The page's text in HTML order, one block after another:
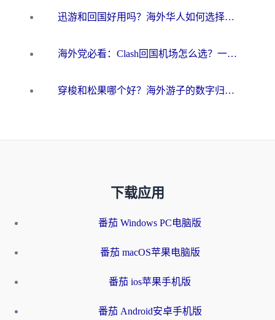
迅游和回国好用吗？海外华人如何选择靠谱的回国加速器
海外党必看：Clash回国机场怎么选？一篇搞定无缝访问国内资源的全攻略
穿梭和松果哪个好？海外游子的数字归乡路，到底该怎么选
下载应用
番茄 Windows PC电脑版
番茄 macOS苹果电脑版
番茄 ios苹果手机版
番茄 Android安卓手机版